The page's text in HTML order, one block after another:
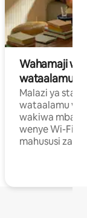
Wahamaji
wataalamu
Malazi ya
wataalamu
wakiwa mbali
wenye Wi-Fi
mahususi za